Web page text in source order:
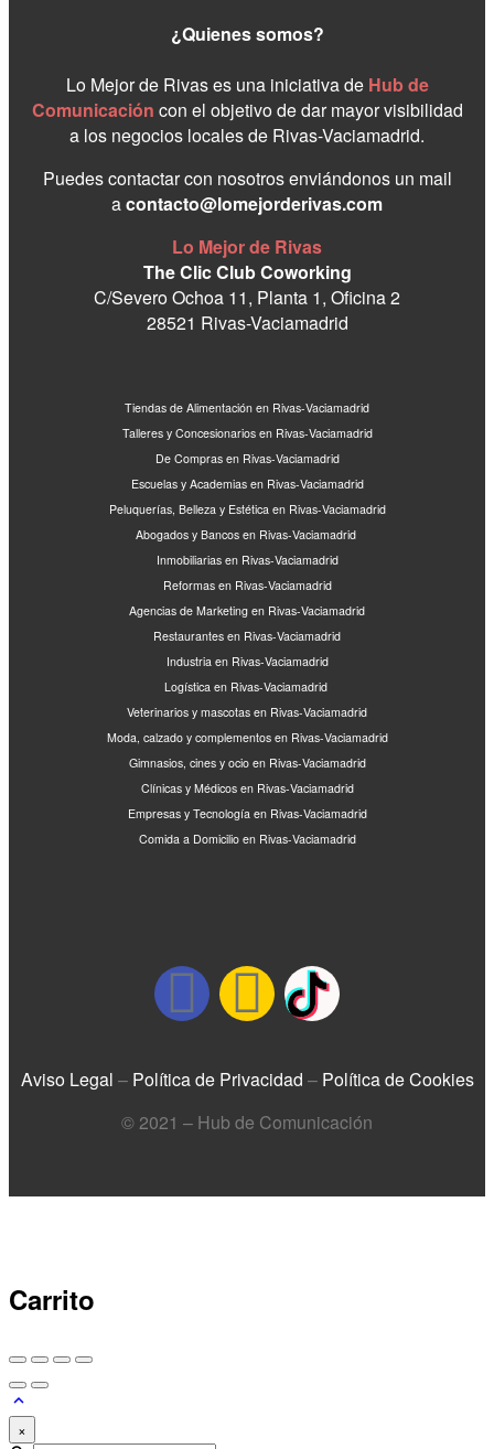
¿Quienes somos?
Lo Mejor de Rivas es una iniciativa de Hub de
Comunicación con el objetivo de dar mayor visibilidad
a los negocios locales de Rivas-Vaciamadrid.
Puedes contactar con nosotros enviándonos un mail
acontacto@lomejorderivas.com
Lo Mejor de Rivas
The Clic Club Coworking
C/Severo Ochoa 11, Planta 1, Oficina 2
28521 Rivas-Vaciamadrid
Tiendas de Alimentación en Rivas-Vaciamadrid
Talleres y Concesionarios en Rivas-Vaciamadrid
De Compras en Rivas-Vaciamadrid
Escuelas y Academias en Rivas-Vaciamadrid
Peluquerías, Belleza y Estética en Rivas-Vaciamadrid
Abogados y Bancos en Rivas-Vaciamadrid
Inmobiliarias en Rivas-Vaciamadrid
Reformas en Rivas-Vaciamadrid
Agencias de Marketing en Rivas-Vaciamadrid
Restaurantes en Rivas-Vaciamadrid
Industria en Rivas-Vaciamadrid
Logística en Rivas-Vaciamadrid
Veterinarios y mascotas en Rivas-Vaciamadrid
Moda, calzado y complementos en Rivas-Vaciamadrid
Gimnasios, cines y ocio en Rivas-Vaciamadrid
Clínicas y Médicos en Rivas-Vaciamadrid
Empresas y Tecnología en Rivas-Vaciamadrid
Comida a Domicilio en Rivas-Vaciamadrid
Aviso Legal – Política de Privacidad – Política de Cookies
© 2021 – Hub de Comunicación
Carrito
×